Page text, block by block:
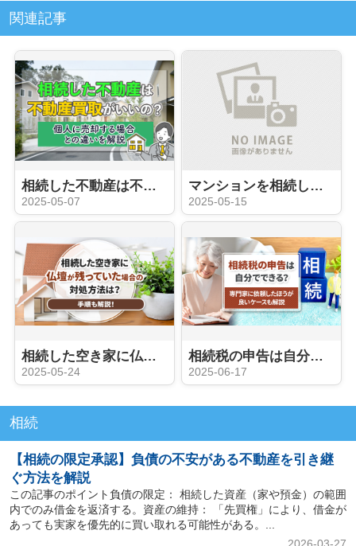
関連記事
相続した不動産は不動産買取がいいの？個人に売却する場合との違いを解説
2025-05-07
マンションを相続した際の評価額計算方法！建物と土地に分けて解説
2025-05-15
相続した空き家に仏壇が残っていた場合の対処方法は？手順も解説！
2025-05-24
相続税の申告は自分でできる？専門家に依頼したほうが良いケースも解説
2025-06-17
相続
【相続の限定承認】負債の不安がある不動産を引き継
ぐ方法を解説
この記事のポイント負債の限定： 相続した資産（家や預金）の範囲
内でのみ借金を返済する。資産の維持： 「先買権」により、借金が
あっても実家を優先的に買い取れる可能性がある。...